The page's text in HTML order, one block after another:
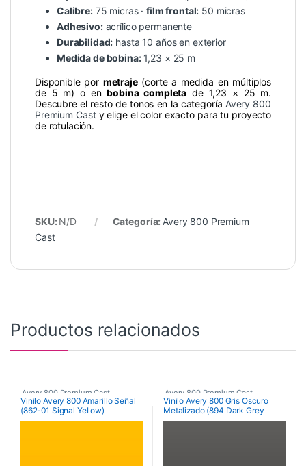
Calibre:75 micras ·film frontal: 50 micras
Adhesivo:acrílico permanente
Durabilidad: hasta 10 años en exterior
Medida de bobina:1,23 × 25 m
Disponible por metraje(corte a medida en múltiplos
de 5 m) o enbobina completa de 1,23 × 25 m.
Descubre el resto de tonos en la categoría Avery 800
Premium Casty elige el color exacto para tu proyecto
de rotulación.
SKU: N/D Categoría: Avery 800 Premium
Cast
Productos relacionados
Avery 800 Premium Cast
Vinilo Avery 800 Amarillo Señal
(862-01 Signal Yellow)
Avery 800 Premium Cast
Vinilo Avery 800 Gris Oscuro
Metalizado (894 Dark Grey
Metallic)